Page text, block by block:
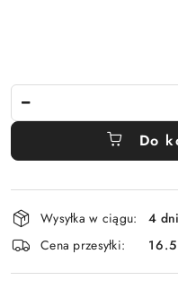
Do
Dostępność
i
dostawa
Wysyłka w ciągu:
4 dni
Cena przesyłki:
16.5